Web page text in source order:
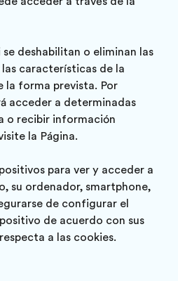
deshabilitan o eliminan las
características de la
la forma prevista. Por
acceder a determinadas
o recibir información
la Página.
para ver y acceder a
su ordenador, smartphone,
de configurar el
de acuerdo con sus
a las cookies.